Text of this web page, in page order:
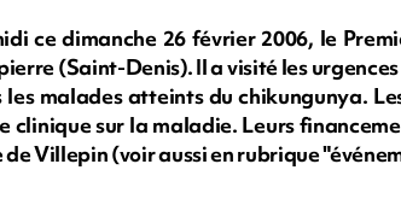
ce dimanche 26 février 2006, le
(Saint-Denis). Il a visité les
les malades atteints du chikungunya.
clinique sur la maladie. Leurs
Villepin (voir aussi en rubrique